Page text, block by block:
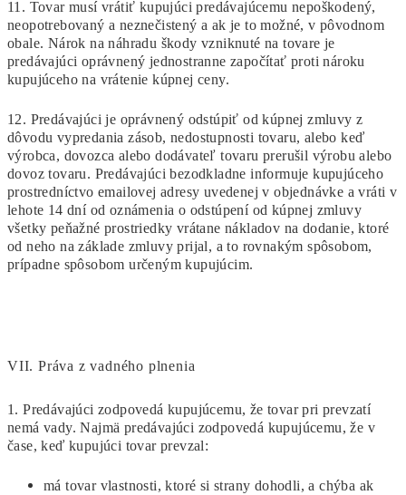
11. Tovar musí vrátiť kupujúci predávajúcemu nepoškodený,
neopotrebovaný a neznečistený a ak je to možné, v pôvodnom
obale. Nárok na náhradu škody vzniknuté na tovare je
predávajúci oprávnený jednostranne započítať proti nároku
kupujúceho na vrátenie kúpnej ceny.
12. Predávajúci je oprávnený odstúpiť od kúpnej zmluvy z
dôvodu vypredania zásob, nedostupnosti tovaru, alebo keď
výrobca, dovozca alebo dodávateľ tovaru prerušil výrobu alebo
dovoz tovaru. Predávajúci bezodkladne informuje kupujúceho
prostredníctvo emailovej adresy uvedenej v objednávke a vráti v
lehote 14 dní od oznámenia o odstúpení od kúpnej zmluvy
všetky peňažné prostriedky vrátane nákladov na dodanie, ktoré
od neho na základe zmluvy prijal, a to rovnakým spôsobom,
prípadne spôsobom určeným kupujúcim.
VII. Práva z vadného plnenia
1. Predávajúci zodpovedá kupujúcemu, že tovar pri prevzatí
nemá vady. Najmä predávajúci zodpovedá kupujúcemu, že v
čase, keď kupujúci tovar prevzal:
má tovar vlastnosti, ktoré si strany dohodli, a chýba ak